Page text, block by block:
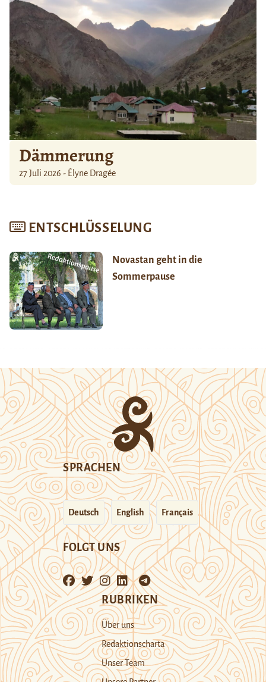
Dämmerung
27 Juli 2026 - Élyne Dragée
ENTSCHLÜSSELUNG
Novastan geht in die
Sommerpause
SPRACHEN
Deutsch English Français
FOLGT UNS
RUBRIKEN
Über uns
Redaktionscharta
Unser Team